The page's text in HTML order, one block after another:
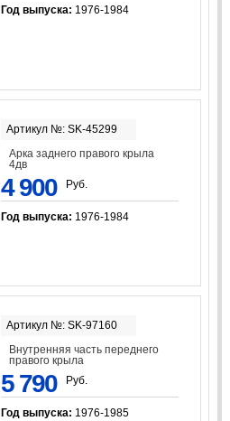
Год выпуска: 1976-1984
Артикул №: SK-45299
Арка заднего правого крыла
4дв
4 900 Руб.
Год выпуска: 1976-1984
Артикул №: SK-97160
Внутренняя часть переднего
правого крыла
5 790 Руб.
Год выпуска: 1976-1985